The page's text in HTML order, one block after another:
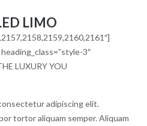
LIMO
3″
LUXURY YOU
adipiscing elit.
tortor aliquam semper. Aliquam